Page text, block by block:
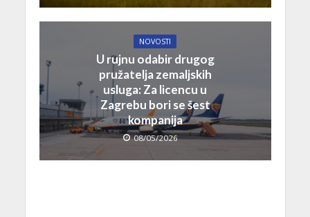
NOVOSTI
U rujnu odabir drugog
pružatelja zemaljskih
usluga: Za licencu u
Zagrebu bori se šest
kompanija
08/05/2026